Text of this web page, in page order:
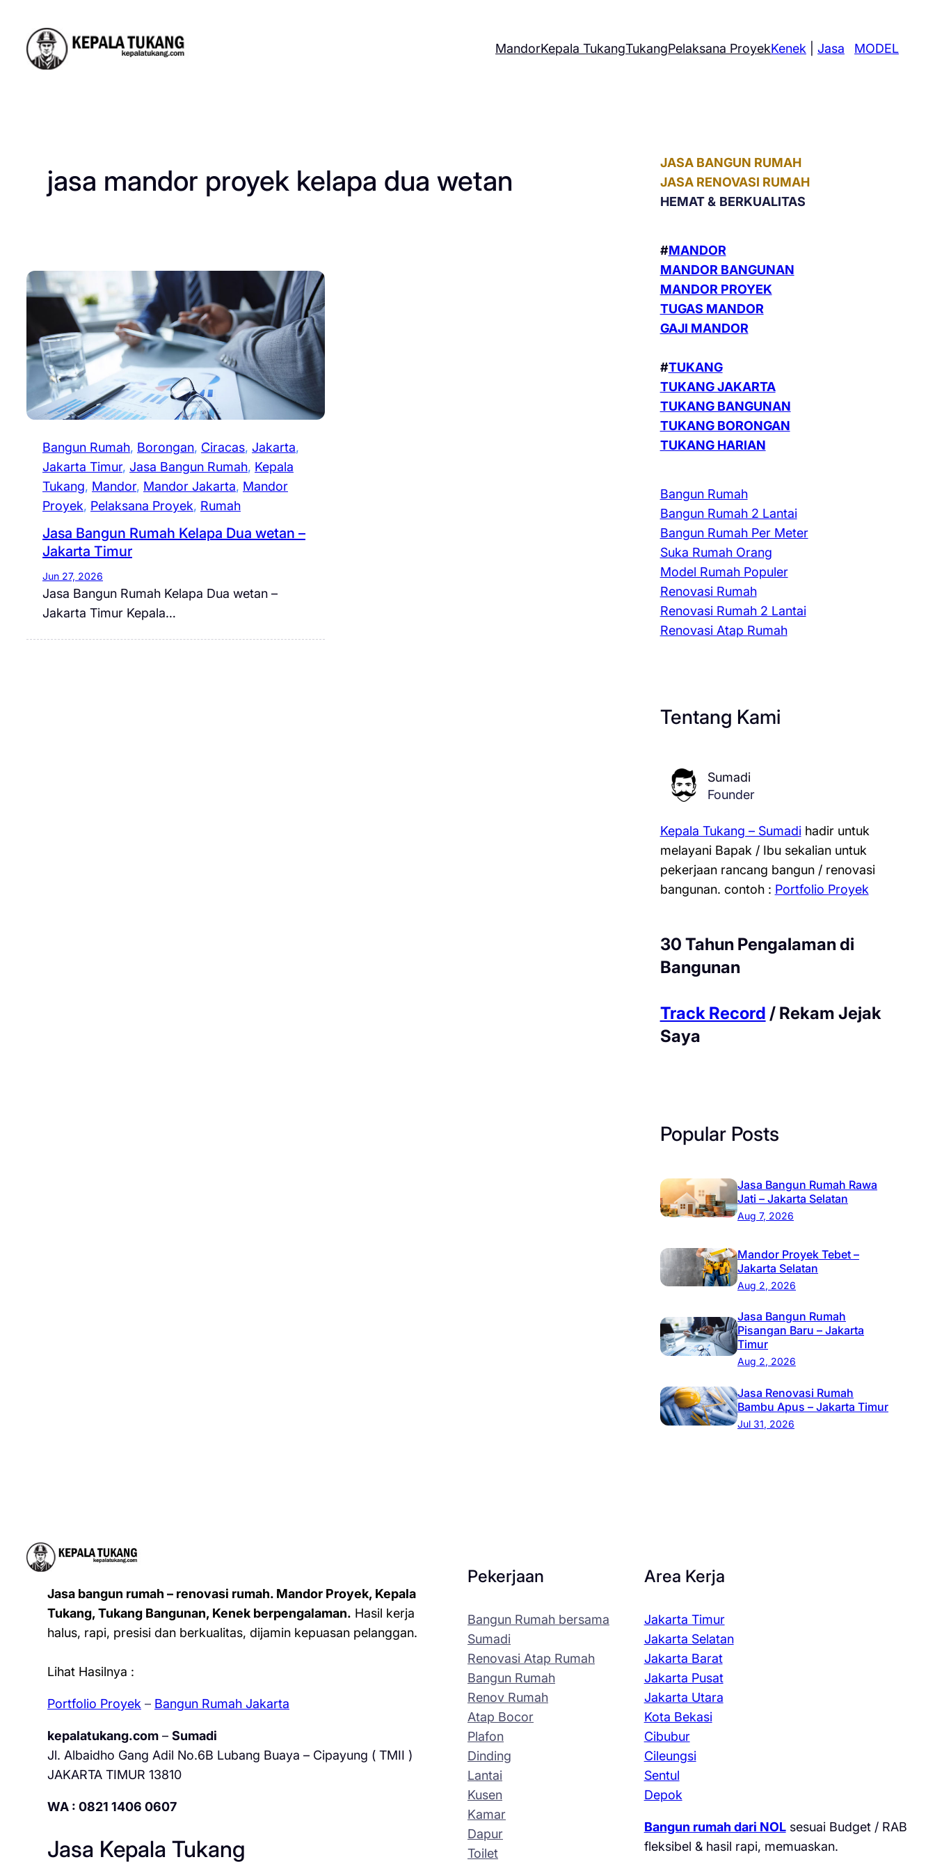
content
MandorKepala TukangTukangPelaksana ProyekKenek |Jasa MODEL
jasa mandor proyek kelapa dua wetan
Bangun Rumah, Borongan, Ciracas, Jakarta
Jakarta Timur, Jasa Bangun Rumah, Kepala
Tukang, Mandor, Mandor Jakarta, Mandor
Proyek, Pelaksana Proyek, Rumah
Jasa Bangun Rumah Kelapa Dua wetan –
Jakarta Timur
Jun 27, 2026
Jasa Bangun Rumah Kelapa Dua wetan –
Jakarta Timur Kepala…
JASA BANGUN RUMAH
JASA RENOVASI RUMAH
HEMAT & BERKUALITAS
#MANDOR
MANDOR BANGUNAN
MANDOR PROYEK
TUGAS MANDOR
GAJI MANDOR
#TUKANG
TUKANG JAKARTA
TUKANG BANGUNAN
TUKANG BORONGAN
TUKANG HARIAN
Bangun Rumah
Bangun Rumah 2 Lantai
Bangun Rumah Per Meter
Suka Rumah Orang
Model Rumah Populer
Renovasi Rumah
Renovasi Rumah 2 Lantai
Renovasi Atap Rumah
Tentang Kami
Sumadi
Founder
Kepala Tukang – Sumadihadir untuk
melayani Bapak / Ibu sekalian untuk
pekerjaan rancang bangun / renovasi
bangunan. contoh : Portfolio Proyek
30 Tahun Pengalaman di
Bangunan
Track Record / Rekam Jejak
Saya
Popular Posts
Jasa Bangun Rumah Rawa
Jati – Jakarta Selatan
Aug 7, 2026
Mandor Proyek Tebet –
Jakarta Selatan
Aug 2, 2026
Jasa Bangun Rumah
Pisangan Baru – Jakarta
Timur
Aug 2, 2026
Jasa Renovasi Rumah
Bambu Apus – Jakarta Timur
Jul 31, 2026
Jasa bangun rumah – renovasi rumah. Mandor Proyek, Kepala
Tukang, Tukang Bangunan, Kenek berpengalaman. Hasil kerja
halus, rapi, presisi dan berkualitas, dijamin kepuasan pelanggan.
Lihat Hasilnya :
Portfolio Proyek – Bangun Rumah Jakarta
kepalatukang.com– Sumadi
Jl. Albaidho Gang Adil No.6B Lubang Buaya – Cipayung ( TMII )
JAKARTA TIMUR 13810
WA : 0821 1406 0607
Jasa Kepala Tukang
Pekerjaan
Bangun Rumah bersama
Sumadi
Renovasi Atap Rumah
Bangun Rumah
Renov Rumah
Atap Bocor
Plafon
Dinding
Lantai
Kusen
Kamar
Dapur
Toilet
Area Kerja
Jakarta Timur
Jakarta Selatan
Jakarta Barat
Jakarta Pusat
Jakarta Utara
Kota Bekasi
Cibubur
Cileungsi
Sentul
Depok
Bangun rumah dari NOLsesuai Budget / RAB
fleksibel & hasil rapi, memuaskan.